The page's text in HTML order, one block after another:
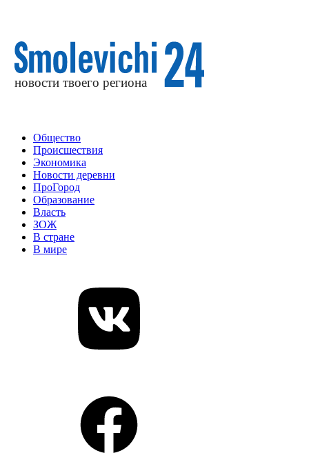
Общество
Происшествия
Экономика
Новости деревни
ПроГород
Образование
Власть
ЗОЖ
В стране
В мире